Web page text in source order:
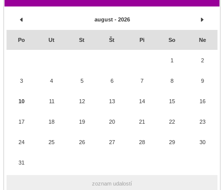
august - 2026
Po Ut St Št Pi So Ne
1 2
3 4 5 6 7 8 9
10 11 12 13 14 15 16
17 18 19 20 21 22 23
24 25 26 27 28 29 30
31
zoznam udalostí